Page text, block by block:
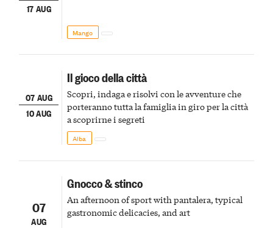
17 AUG
Mango
07 AUG
10 AUG
Il gioco della città
Scopri, indaga e risolvi con le avventure che
porteranno tutta la famiglia in giro per la città
a scoprirne i segreti
Alba
07
AUG
Gnocco & stinco
An afternoon of sport with pantalera, typical
gastronomic delicacies, and art